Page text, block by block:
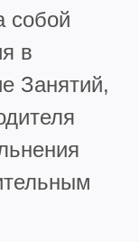
собой
в
Занятий,